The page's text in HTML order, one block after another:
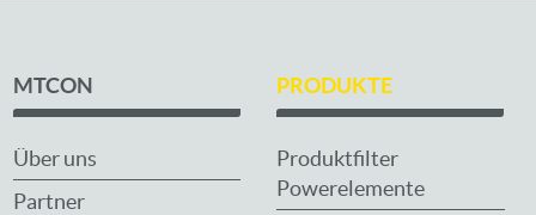
MTCON
Über uns
Partner
PRODUKTE
Produktfilter
Powerelemente